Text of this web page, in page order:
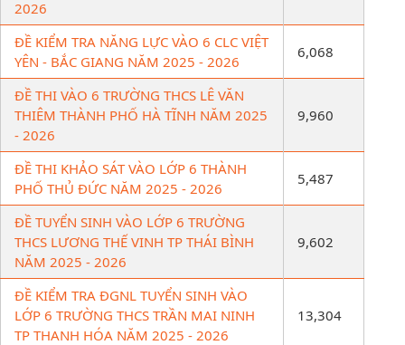
2026
ĐỀ KIỂM TRA NĂNG LỰC VÀO 6 CLC VIỆT
YÊN - BẮC GIANG NĂM 2025 - 2026
6,068
ĐỀ THI VÀO 6 TRƯỜNG THCS LÊ VĂN
THIÊM THÀNH PHỐ HÀ TĨNH NĂM 2025
- 2026
9,960
ĐỀ THI KHẢO SÁT VÀO LỚP 6 THÀNH
PHỐ THỦ ĐỨC NĂM 2025 - 2026
5,487
ĐỀ TUYỂN SINH VÀO LỚP 6 TRƯỜNG
THCS LƯƠNG THẾ VINH TP THÁI BÌNH
NĂM 2025 - 2026
9,602
ĐỀ KIỂM TRA ĐGNL TUYỂN SINH VÀO
LỚP 6 TRƯỜNG THCS TRẦN MAI NINH
TP THANH HÓA NĂM 2025 - 2026
13,304